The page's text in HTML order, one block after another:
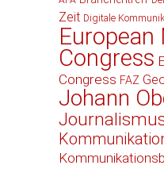
Zeit Digitale
European
Congress
Congress FAZ
Johann